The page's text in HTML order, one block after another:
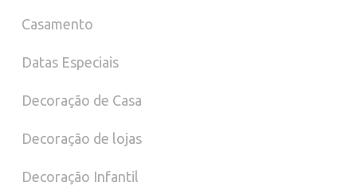
Casamento
Datas Especiais
Decoração de Casa
Decoração de lojas
Decoração Infantil